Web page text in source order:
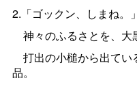
2.「ゴックン、しまね。
神々のふるさとを、大
打出の小槌から出てい
品。